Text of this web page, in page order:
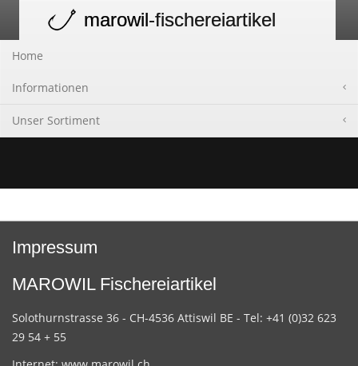
navigation
marowil-fischereiartikel
Home
Informationen
Unser Sortiment
Impressum
MAROWIL Fischereiartikel
Solothurnstrasse 36 - CH-4536 Attiswil BE - Tel: +41 (0)32 623
29 54 + 55